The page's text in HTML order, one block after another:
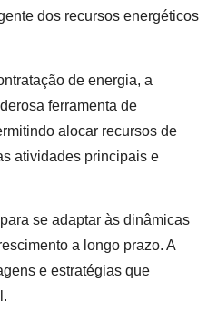
dos recursos energéticos
de energia, a
ferramenta de
alocar recursos de
atividades principais e
se adaptar às dinâmicas
a longo prazo. A
e estratégias que